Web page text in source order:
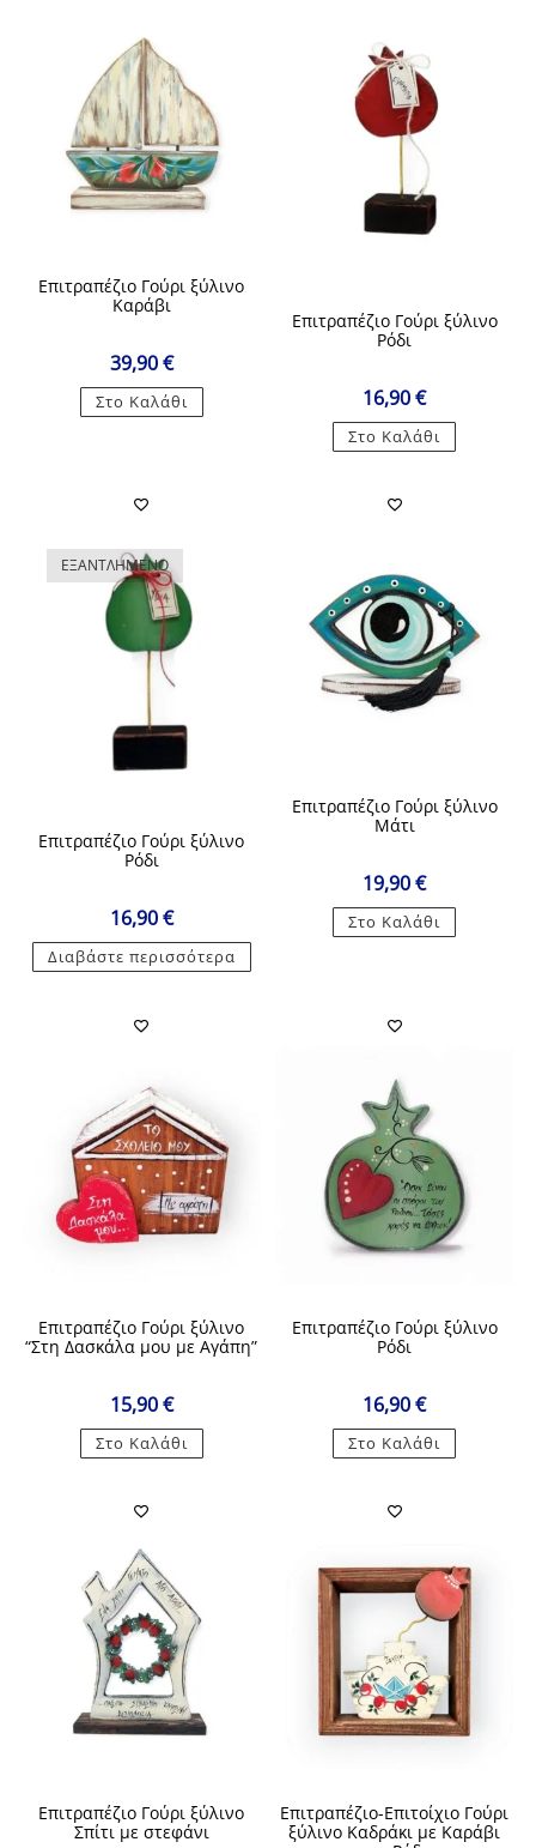
Επιτραπέζιο Γούρι ξύλινο
Καράβι
39,90€
Στο Καλάθι
Επιτραπέζιο Γούρι ξύλινο
Ρόδι
16,90€
Στο Καλάθι
ΕΞΑΝΤΛΗΜΈΝΟ
Επιτραπέζιο Γούρι ξύλινο
Ρόδι
16,90€
Διαβάστε περισσότερα
Επιτραπέζιο Γούρι ξύλινο
Μάτι
19,90€
Στο Καλάθι
Επιτραπέζιο Γούρι ξύλινο
“Στη Δασκάλα μου με Αγάπη”
15,90€
Στο Καλάθι
Επιτραπέζιο Γούρι ξύλινο
Ρόδι
16,90€
Στο Καλάθι
Επιτραπέζιο Γούρι ξύλινο
Σπίτι με στεφάνι
Επιτραπέζιο-Επιτοίχιο Γούρι
ξύλινο Καδράκι με Καράβι